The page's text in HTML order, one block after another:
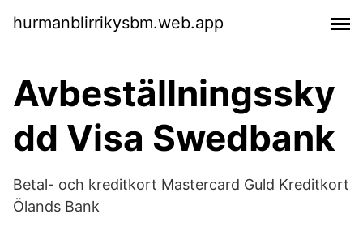
hurmanblirrikysbm.web.app
Avbeställningssky
dd Visa Swedbank
Betal- och kreditkort Mastercard Guld Kreditkort
Ölands Bank